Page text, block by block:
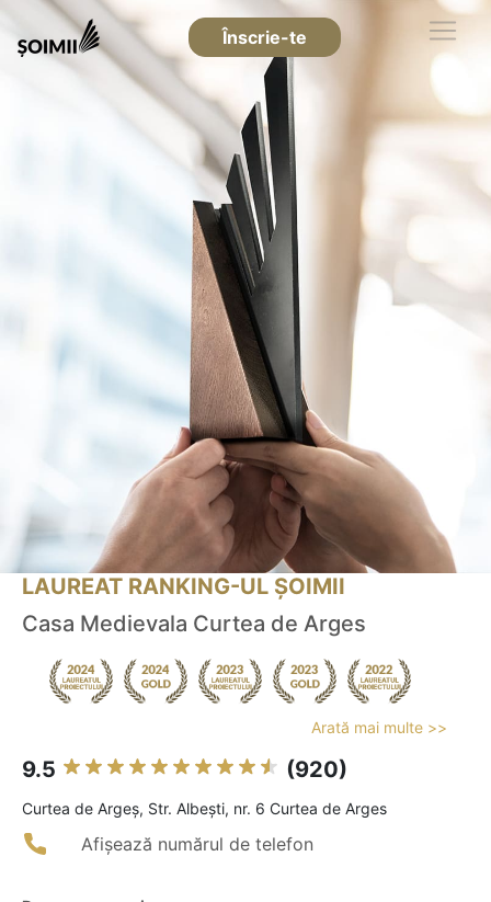
Înscrie-te
LAUREAT RANKING-UL ȘOIMII
Casa Medievala Curtea de Arges
Arată mai multe >>
9.5 (920)
Curtea de Argeş, Str. Albești, nr. 6 Curtea de Arges
Afișează numărul de telefon